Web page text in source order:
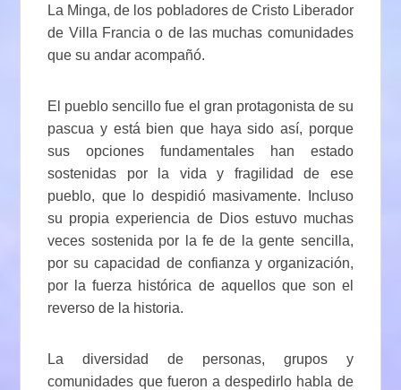
La Minga, de los pobladores de Cristo Liberador
de Villa Francia o de las muchas comunidades
que su andar acompañó.
El pueblo sencillo fue el gran protagonista de su
pascua y está bien que haya sido así, porque
sus opciones fundamentales han estado
sostenidas por la vida y fragilidad de ese
pueblo, que lo despidió masivamente. Incluso
su propia experiencia de Dios estuvo muchas
veces sostenida por la fe de la gente sencilla,
por su capacidad de confianza y organización,
por la fuerza histórica de aquellos que son el
reverso de la historia.
La diversidad de personas, grupos y
comunidades que fueron a despedirlo habla de